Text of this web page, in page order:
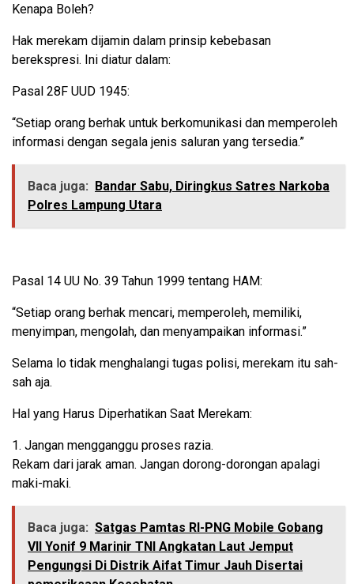
Kenapa Boleh?
Hak merekam dijamin dalam prinsip kebebasan
berekspresi. Ini diatur dalam:
Pasal 28F UUD 1945:
“Setiap orang berhak untuk berkomunikasi dan memperoleh
informasi dengan segala jenis saluran yang tersedia.”
Baca juga: Bandar Sabu, Diringkus Satres Narkoba
Polres Lampung Utara
Pasal 14 UU No. 39 Tahun 1999 tentang HAM:
“Setiap orang berhak mencari, memperoleh, memiliki,
menyimpan, mengolah, dan menyampaikan informasi.”
Selama lo tidak menghalangi tugas polisi, merekam itu sah-
sah aja.
Hal yang Harus Diperhatikan Saat Merekam:
1. Jangan mengganggu proses razia.
Rekam dari jarak aman. Jangan dorong-dorongan apalagi
maki-maki.
Baca juga: Satgas Pamtas RI-PNG Mobile Gobang
VII Yonif 9 Marinir TNI Angkatan Laut Jemput
Pengungsi Di Distrik Aifat Timur Jauh Disertai